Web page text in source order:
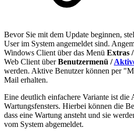
Bevor Sie mit dem Update beginnen,
User im System angemeldet sind.
Windows Client über das Menü Extras
Web Client überBenutzermenü /
werden. Aktive Benutzer können per
Mail erhalten.
Eine deutlich einfachere Variante ist die
Wartungsfensters. Hierbei können die
dass eine Wartung ansteht und sie
vom System abgemeldet.